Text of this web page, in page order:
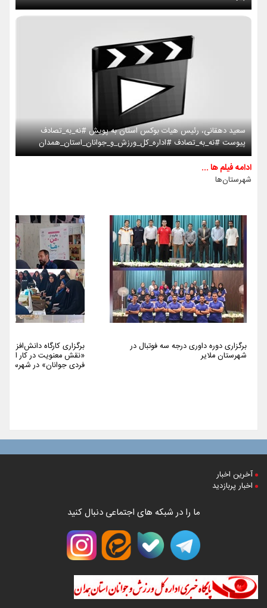
سعید دهقانی، رئیس هیات بوکس استان به پویش #نه_به_تصادف
پیوست #نه_به_تصادف #اداره_کل_ورزش_و_جوانان_استان_همدان
ادامه فیلم ها ...
شهرستان‌ها
برگزاری دوره داوری درجه سه فوتبال در
شهرستان ملایر
برگزاری کارگاه
«نقش معنویت در کار
فردی جوانان» در شهرستان
آخرین اخبار
اخبار پربازدید
ما را در شبکه های اجتماعی دنبال کنید